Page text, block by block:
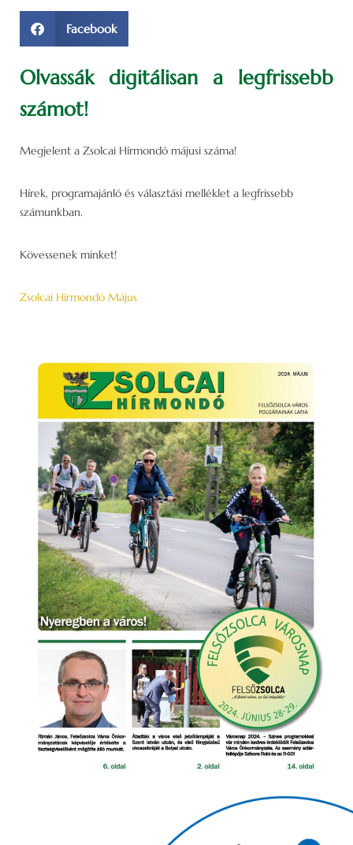
Facebook
Olvassák digitálisan a legfrissebb
számot!
Megjelent a Zsolcai Hírmondó májusi száma!
Hírek, programajánló és választási melléklet a legfrissebb
számunkban.
Kövessenek minket!
Zsolcai Hírmondó Május